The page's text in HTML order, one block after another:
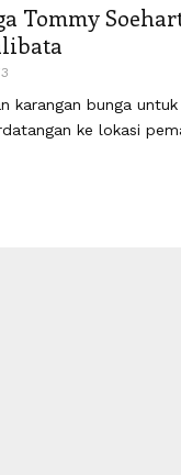
Tommy
karangan bunga
ke lokasi